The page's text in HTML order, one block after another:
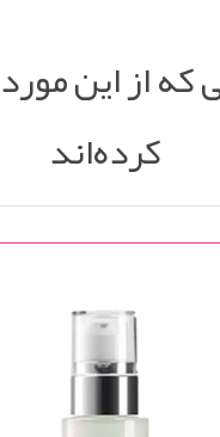
که از این
کرده‌اند